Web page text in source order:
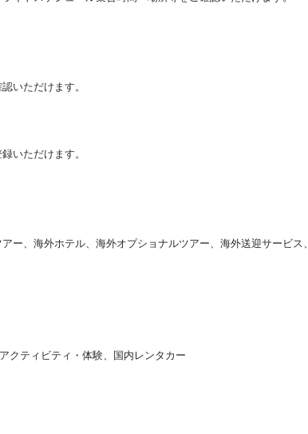
いただけます。
いただけます。
ー、海外ホテル、海外オプショナルツアー、海外送迎サービス、
クティビティ・体験、国内レンタカー